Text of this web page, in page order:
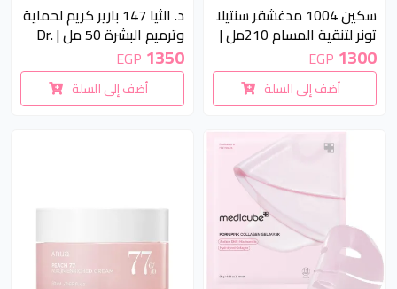
سكين 1004 مدغشقر سنتيلا
تونر لتنقية المسام 210مل |
SKIN1004 Madagascar
Centella Poremizing Clear
Toner 210ml
1300
EGP
أضف إلى السلة
د. الثيا 147 بارير كريم لحماية
وترميم البشرة 50 مل | Dr.
Althea 147 Barrier Cream
50ml
1350
EGP
أضف إلى السلة